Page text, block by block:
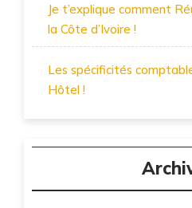
Je t’explique comment
la Côte d’Ivoire !
Les spécificités
Hôtel !